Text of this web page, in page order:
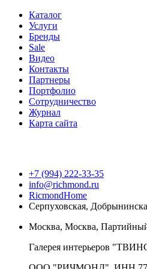
Каталог
Услуги
Бренды
Sale
Видео
Контакты
Партнеры
Портфолио
Сотрудничество
Журнал
Карта сайта
+7 (994) 222-33-35
info@richmond.ru
RicmondHome
Серпуховская,
Москва, Москва,
Галерея интерьеров